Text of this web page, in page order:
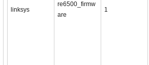
linksys
re6500_firmw
are
1